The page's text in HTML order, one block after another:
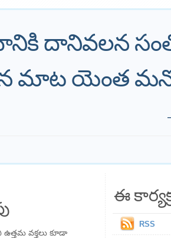
దానివలన
మాట యెంత
వక్తలు కూడా
ఈ
RSS